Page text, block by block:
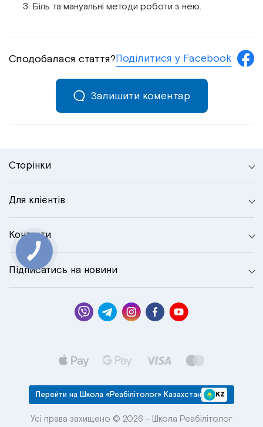
Біль та мануальні методи роботи з нею.
Сподобалася стаття?Поділитися у Facebook
Залишити коментар
Сторінки
Для клієнтів
Контакти
Підписатись на новини
Перейти на Школа «Реабілітолог» Казахстан KZ
Усі права захищено © 2026 - Школа Реабілітолог